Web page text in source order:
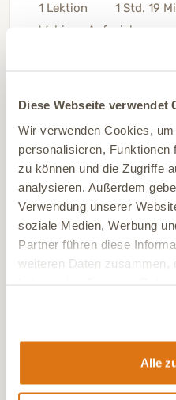
Diese Webseite verwendet
Wir verwenden Cookies,
personalisieren, Funktionen
zu können und die Zugriffe
analysieren. Außerdem
Verwendung unserer
soziale Medien, Werbung
Partner führen diese
weiteren Daten zusammen,
Alle
1 Lektion
1 Std. 19
Webinar-Aufzeichnung
Kurs: Reise durch
11 Lektionen 2 Std.